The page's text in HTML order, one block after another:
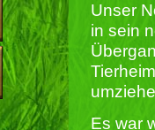
Unser
in sein
Es war